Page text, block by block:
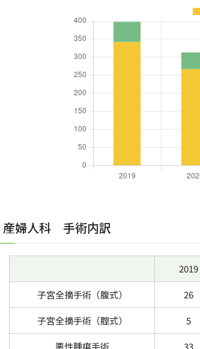
産婦人科 手術内訳
2019
子宮全摘手術（腹式） 26
子宮全摘手術（腟式） 5
悪性腫瘍手術 33